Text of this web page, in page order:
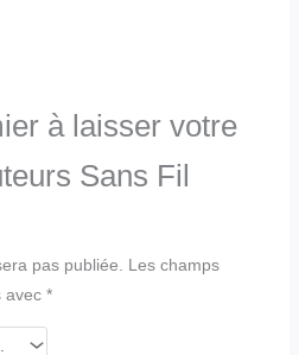
à laisser votre
Sans Fil
pas publiée.
Les champs
avec *